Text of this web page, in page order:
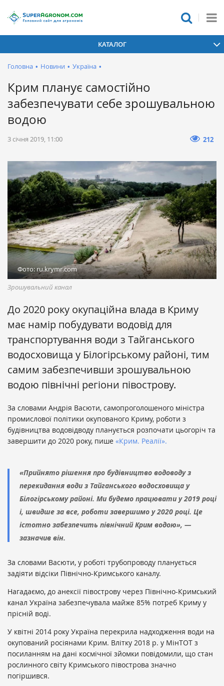
КАТАЛОГ
Головна • Новини • Україна •
Крим планує самостійно
забезпечувати себе зрошувальною
водою
3 січня 2019, 11:00 212
Фото: ru.krymr.com
Зрошувальний канал
До 2020 року окупаційна влада в Криму
має намір побудувати водовід для
транспортування води з Тайганського
водосховища у Білогірському районі, тим
самим забезпечивши зрошувальною
водою північні регіони півострову.
За словами Андрія Васюти, самопроголошеного міністра
промислової політики окупованого Криму, роботи з
будівництва водовідводу планується розпочати цьогоріч та
завершити до 2020 року, пише «Крим. Реалії».
«Прийнято рішення про будівництво водоводу з
перекидання води з Тайганського водосховища у
Білогірському районі. Ми будемо працювати у 2019 році
і, швидше за все, роботи завершимо у 2020 році. Це
істотно забезпечить північний Крим водою», —
зазначив він.
За словами Васюти, у роботі трубопроводу планується
задіяти відсіки Північно-Кримського каналу.
Нагадаємо, до анексії півострову через Північно-Кримський
канал Україна забезпечувала майже 85% потреб Криму у
прісній воді.
У квітні 2014 року Україна перекрила надходження води на
окупований росіянами Крим. Влітку 2018 р. у МінТОТ з
посиланням на дані космічної зйомки повідомили, що стан
рослинного світу Кримського півострова значно
погіршився.